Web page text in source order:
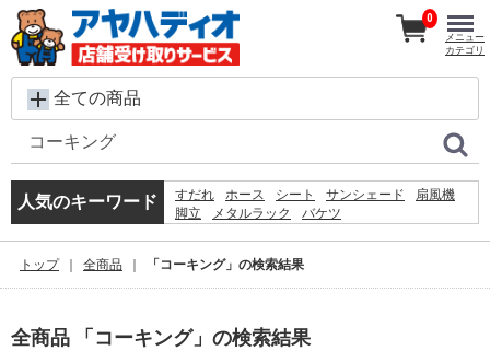
全ての商品
人気のキーワード すだれ ホース シート サンシェード
扇風機
脚立
メタルラック
バケツ
カーテン
踏み台 空調服
クーラーボックス
0
メニュー
カテゴリ
トップ 全商品 「コーキング」の検索結果
全商品 「コーキング」の検索結果